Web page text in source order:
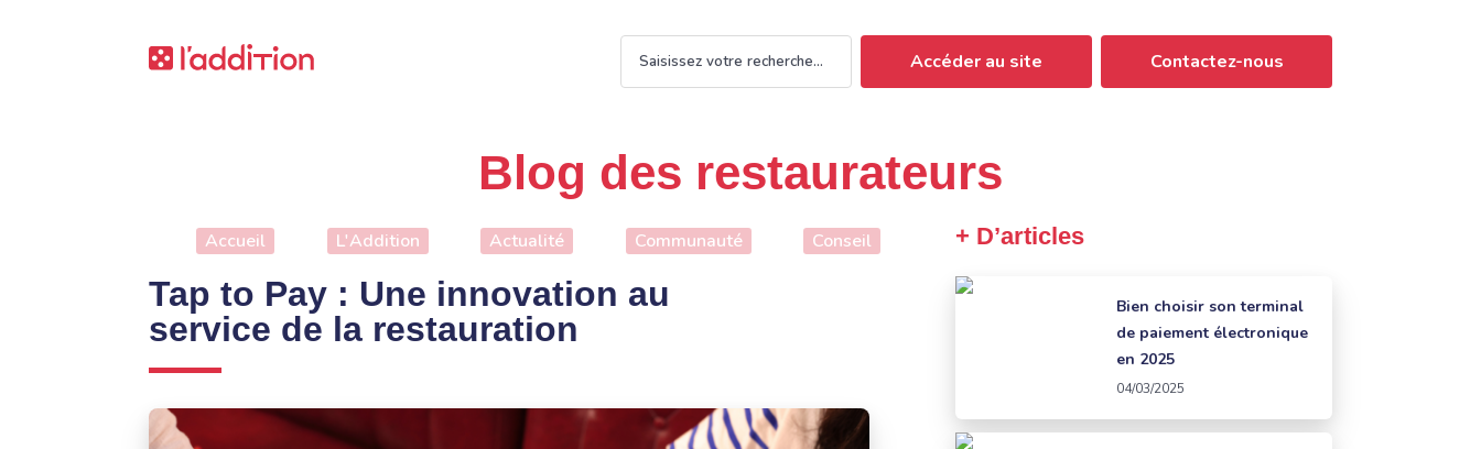
Accéder au site Contactez-nous
Blog des restaurateurs
Accueil L'Addition Actualité Communauté Conseil
Tap to Pay : Une innovation au
service de la restauration
+ D’articles
Bien choisir son terminal
de paiement électronique
en 2025
04/03/2025